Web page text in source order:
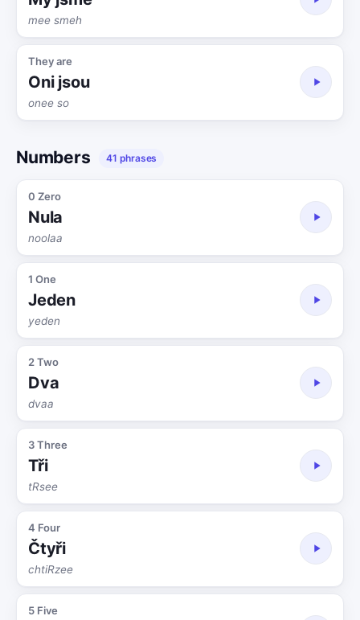
mee smeh
They are
Oni jsou
onee so
Numbers 41 phrases
0 Zero
Nula
noolaa
1 One
Jeden
yeden
2 Two
Dva
dvaa
3 Three
Tři
tRsee
4 Four
Čtyři
chtiRzee
5 Five